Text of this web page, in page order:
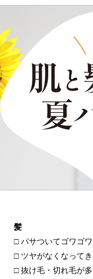
髪
□ パサついてゴワゴ
□ ツヤがなくなって
□ 抜け毛・切れ毛が